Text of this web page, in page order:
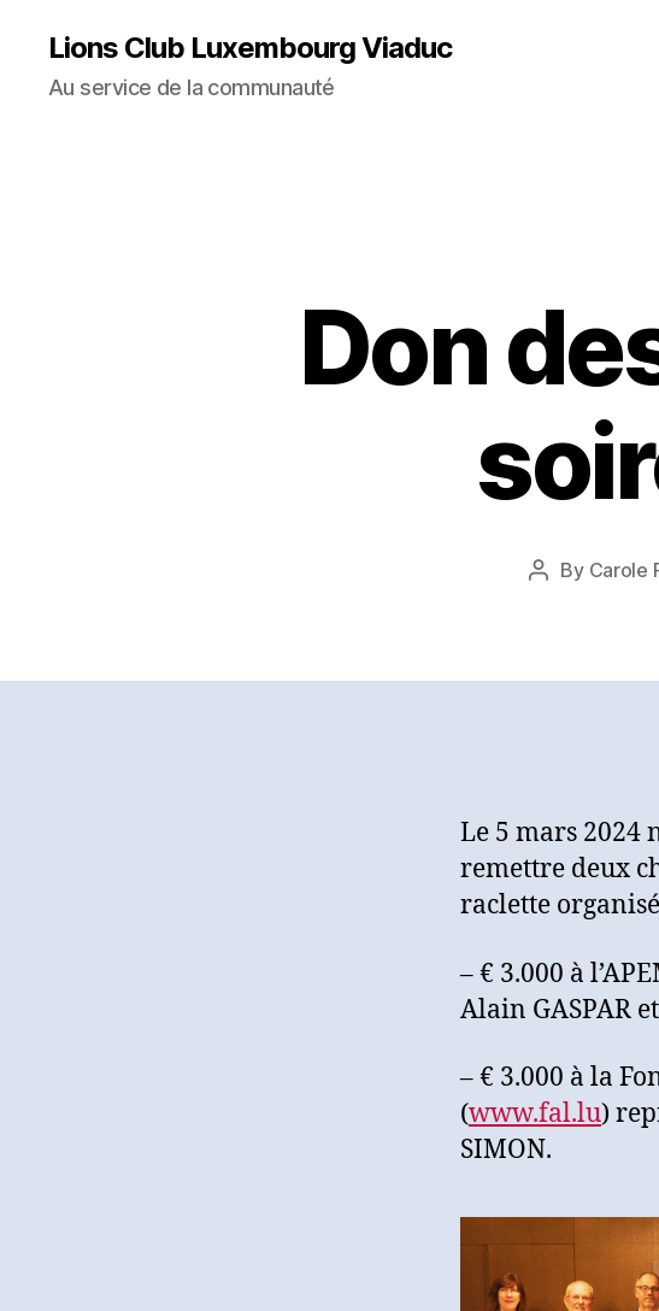
Lions Club Luxembourg Viaduc
Au service de la communauté
Don
Post
By Carole
Le 5 mars 2024
remettre deux
raclette
– € 3.000 à
Alain GASPAR
– € 3.000 à la
(www.fal.lu)
SIMON.